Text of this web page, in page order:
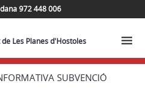
972 448 006
Les Planes d'Hostoles
SUBVENCIÓ